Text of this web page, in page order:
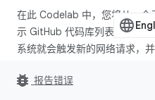
在此 Codelab 中，您将从一个
示 GitHub 代码库列表。每当
系统就会触发新的网络请求，
您将逐步添加代码，完成以下学
bug_report 报告错误